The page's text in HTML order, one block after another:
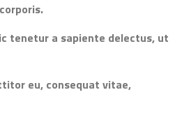
tenetur a sapiente delectus, ut
eu, consequat vitae,